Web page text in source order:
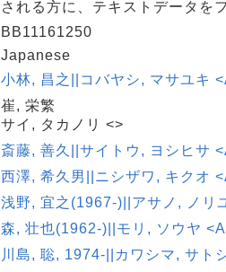
される方に、テキストデータを
BB11161250
Japanese
小林, 昌之||コバヤシ, マサユキ
崔, 栄繁
サイ, タカノリ <>
斎藤, 善久||サイトウ, ヨシヒサ
西澤, 希久男||ニシザワ, キクオ
浅野, 宜之(1967-)||アサノ, ノリ
森, 壮也(1962-)||モリ, ソウヤ
川島, 聡, 1974-||カワシマ, サト